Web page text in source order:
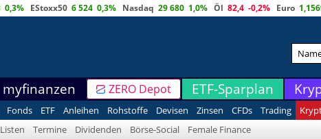
0,3% EStoxx50 6 524 0,3% Nasdaq 29 680 1,0% Öl 82,4 -0,2% Euro
myfinanzen ZERO Depot ETF-Sparplan
Fonds ETF Anleihen Rohstoffe Devisen Zinsen CFDs Trading
Listen Termine Dividenden Börse-Social Female Finance